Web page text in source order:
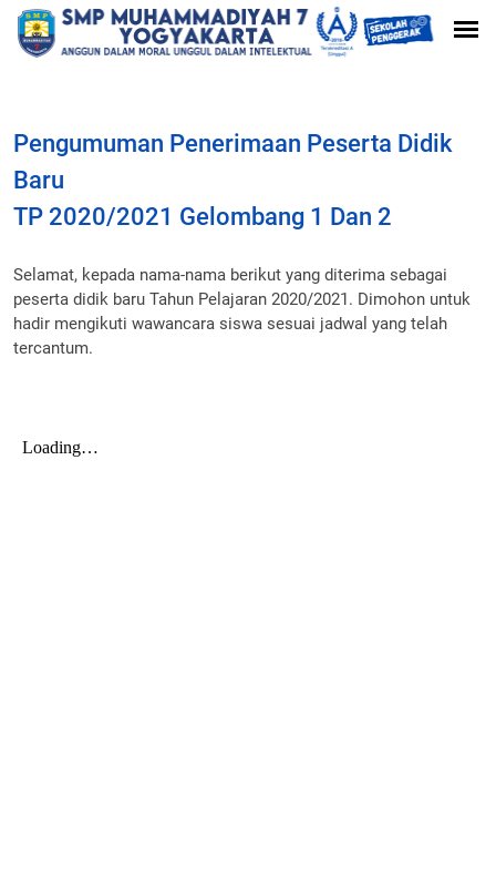
Pengumuman Penerimaan Peserta Didik
Baru
TP 2020/2021 Gelombang 1 Dan 2
Selamat, kepada nama-nama berikut yang diterima sebagai
peserta didik baru Tahun Pelajaran 2020/2021. Dimohon untuk
hadir mengikuti wawancara siswa sesuai jadwal yang telah
tercantum.